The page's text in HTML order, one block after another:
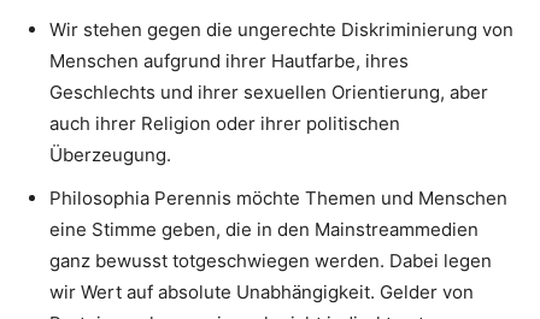
Wir stehen gegen die ungerechte Diskriminierung von
Menschen aufgrund ihrer Hautfarbe, ihres
Geschlechts und ihrer sexuellen Orientierung, aber
auch ihrer Religion oder ihrer politischen
Überzeugung.
Philosophia Perennis möchte Themen und Menschen
eine Stimme geben, die in den Mainstreammedien
ganz bewusst totgeschwiegen werden. Dabei legen
wir Wert auf absolute Unabhängigkeit. Gelder von